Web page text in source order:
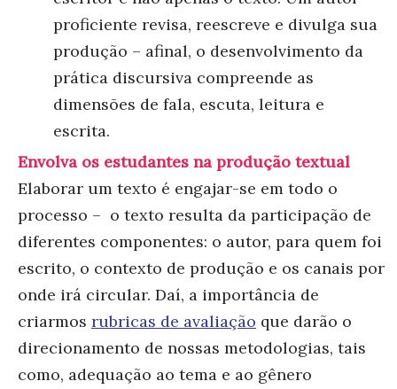
proficiente revisa, reescreve e divulga sua
produção – afinal, o desenvolvimento da
prática discursiva compreende as
dimensões de fala, escuta, leitura e
escrita.
Envolva os estudantes na produção textual
Elaborar um texto é engajar-se em todo o
processo – o texto resulta da participação de
diferentes componentes: o autor, para quem foi
escrito, o contexto de produção e os canais por
onde irá circular. Daí, a importância de
criarmos rubricas de avaliação que darão o
direcionamento de nossas metodologias, tais
como, adequação ao tema e ao gênero